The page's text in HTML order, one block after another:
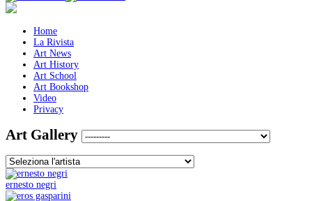
Home
La Rivista
Art News
Art History
Art School
Art Bookshop
Video
Privacy
Art Gallery
ernesto negri